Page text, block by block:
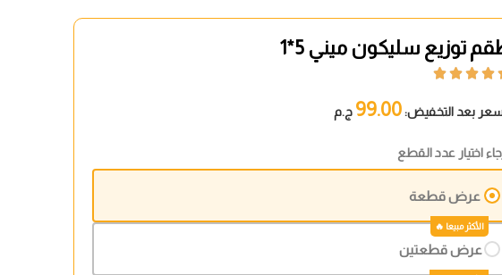
توزيع سليكون ميني 5*1




بعد التخفيض:99.00 ج.م
اختيار عدد القطع
عرض قطعة
عرض قطعتين